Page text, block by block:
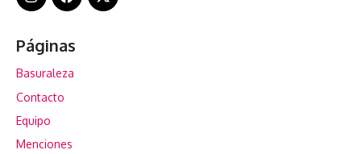
Páginas
Basuraleza
Contacto
Equipo
Menciones